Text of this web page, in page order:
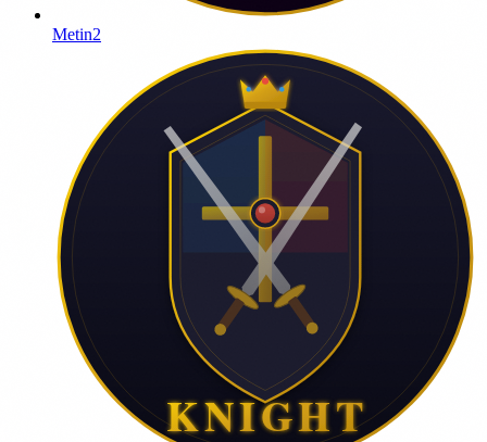
Metin2